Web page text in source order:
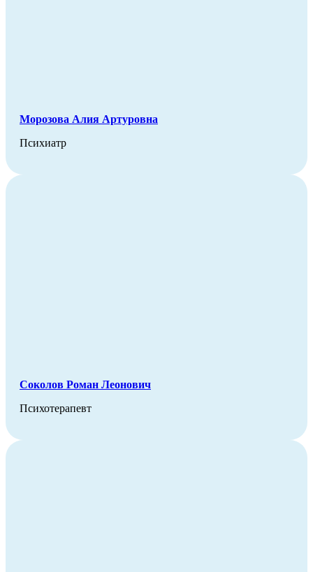
Морозова Алия Артуровна
Психиатр
Соколов Роман Леонович
Психотерапевт